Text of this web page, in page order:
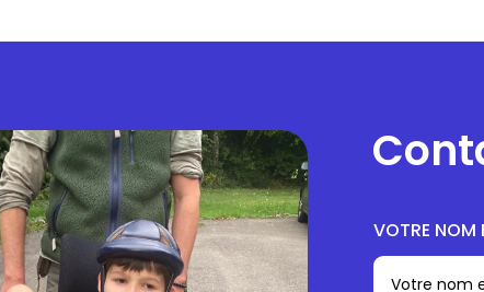
VOTRE NOM